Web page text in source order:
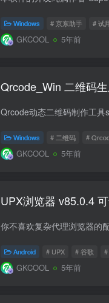
Windows # 京东助手 # 试
GKCOOL 5年前
Qrcode_Win 二维码
Windows # 二维码 #
GKCOOL 5年前
UPX浏览器 v85.0.4
Android # UPX # 谷歌
GKCOOL 5年前